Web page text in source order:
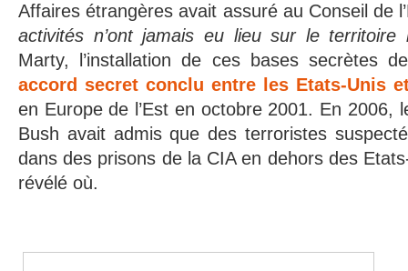
Affaires étrangères avait assuré au Conseil de
activités n’ont jamais eu lieu sur le territoire
Marty, l’installation de ces bases secrètes
accord secret conclu entre les Etats-Unis
en Europe de l’Est en octobre 2001. En 2006,
Bush avait admis que des terroristes
dans des prisons de la CIA en dehors des
révélé où.